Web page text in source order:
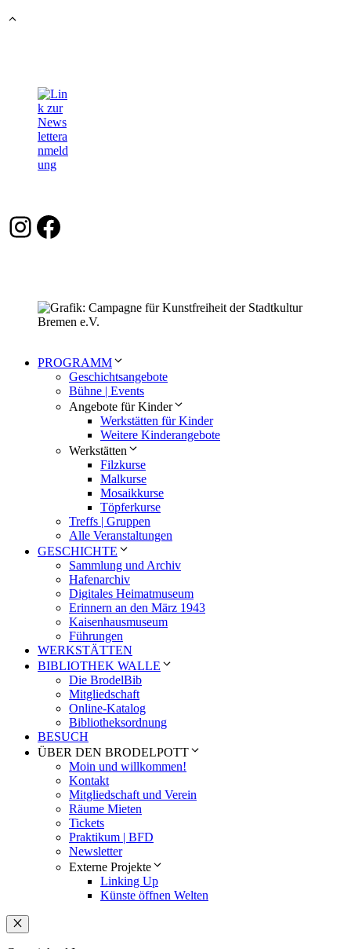
Instagram Facebook
PROGRAMM
Geschichtsangebote
Bühne | Events
Angebote für Kinder
Werkstätten für Kinder
Weitere Kinderangebote
Werkstätten
Filzkurse
Malkurse
Mosaikkurse
Töpferkurse
Treffs | Gruppen
Alle Veranstaltungen
GESCHICHTE
Sammlung und Archiv
Hafenarchiv
Digitales Heimatmuseum
Erinnern an den März 1943
Kaisenhausmuseum
Führungen
WERKSTÄTTEN
BIBLIOTHEK WALLE
Die BrodelBib
Mitgliedschaft
Online-Katalog
Bibliotheksordnung
BESUCH
ÜBER DEN BRODELPOTT
Moin und willkommen!
Kontakt
Mitgliedschaft und Verein
Räume Mieten
Tickets
Praktikum | BFD
Newsletter
Externe Projekte
Linking Up
Künste öffnen Welten
Schließen